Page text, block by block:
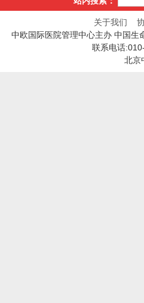
关于我们
中欧国际医院管理中心主办 中国生
联系电话
北京